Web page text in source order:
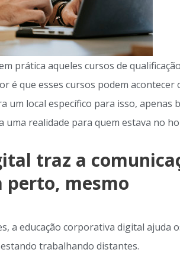
prática aqueles cursos de
é que esses cursos podem acontecer
um local específico para isso, apenas
realidade para quem estava no
traz a
perto, mesmo
a educação corporativa digital ajuda
trabalhando distantes.